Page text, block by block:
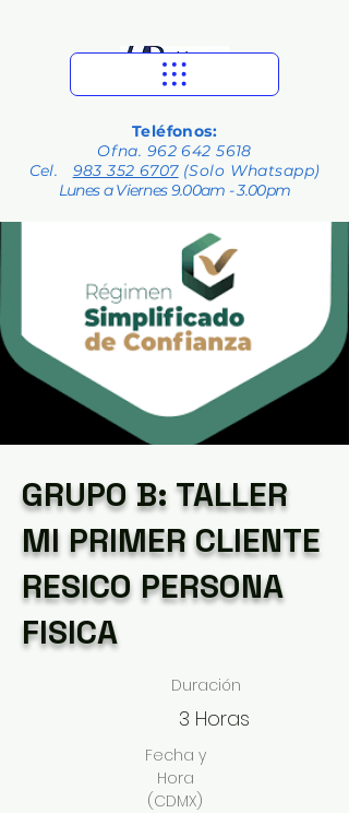
Teléfonos:
Ofna. 962 642 5618
Cel. 983 352 6707(Solo Whatsapp)
Lunes a Viernes 9.00am - 3.00pm
GRUPO B: TALLER
MI PRIMER CLIENTE
RESICO PERSONA
FISICA
Duración
3 Horas
Fecha y
Hora
(CDMX)